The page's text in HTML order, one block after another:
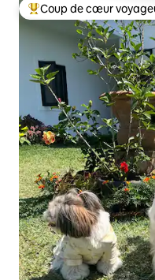
Coups de cœur
Coup de cœur